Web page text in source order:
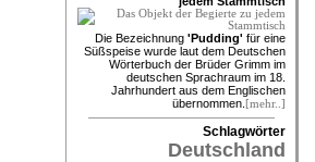
Die Bezeichnung 'Pudding' für eine
Süßspeise wurde laut dem Deutschen
Wörterbuch der Brüder Grimm im
deutschen Sprachraum im 18.
Jahrhundert aus dem Englischen
übernommen. [mehr..]
Schlagwörter
Deutschland